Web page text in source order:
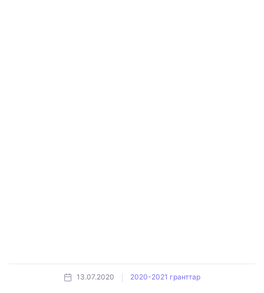
13.07.2020 2020-2021 гранттар